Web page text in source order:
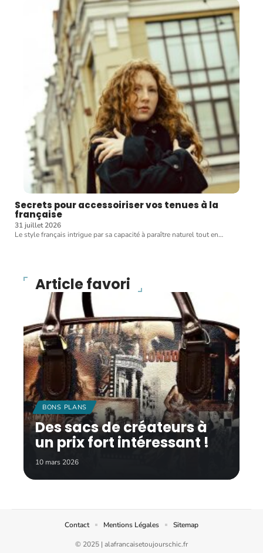
Secrets pour accessoiriser vos tenues à la
française
31 juillet 2026
Le style français intrigue par sa capacité à paraître naturel tout en…
Article favori
BONS PLANS
Des sacs de créateurs à
un prix fort intéressant !
10 mars 2026
© 2025 | alafrancaisetoujourschic.fr
Contact Mentions Légales Sitemap